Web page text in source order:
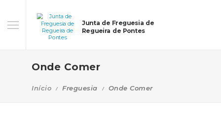
Junta de Freguesia de
Regueira de Pontes
Onde Comer
Início Freguesia Onde Comer